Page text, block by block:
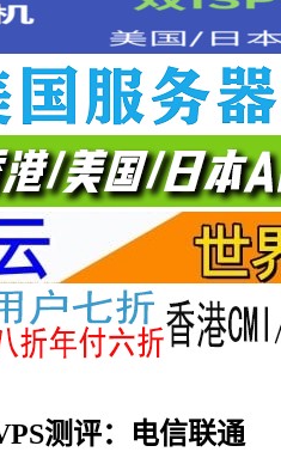
测评：电信联通